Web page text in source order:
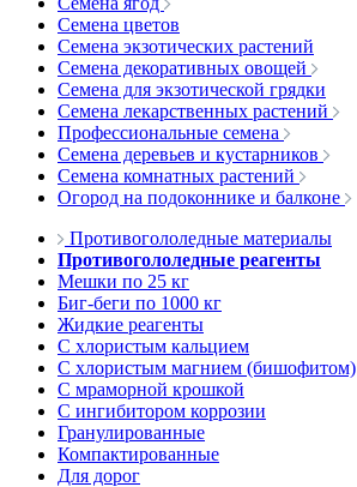
Семена цветов
Семена экзотических растений
Семена декоративных овощей
Семена для экзотической грядки
Семена лекарственных растений
Профессиональные семена
Семена деревьев и кустарников
Семена комнатных растений
Огород на подоконнике и балконе
Противогололедные материалы
Противогололедные реагенты
Мешки по 25 кг
Биг-беги по 1000 кг
Жидкие реагенты
С хлористым кальцием
С хлористым магнием (бишофитом)
С мраморной крошкой
С ингибитором коррозии
Гранулированные
Компактированные
Для дорог